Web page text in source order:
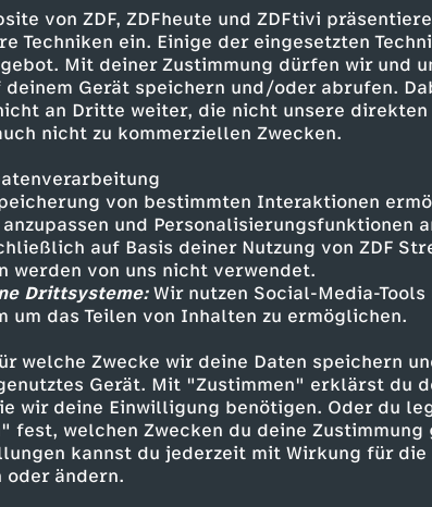
von ZDF, ZDFheute und ZDFtivi
Techniken ein. Einige der eingesetzten
Mit deiner Zustimmung dürfen wir und
Gerät speichern und/oder abrufen.
an Dritte weiter, die nicht unsere
nicht zu kommerziellen Zwecken.
von bestimmten Interaktionen
und Personalisierungsfunktionen
auf Basis deiner Nutzung von ZDF
werden von uns nicht verwendet.
Drittsysteme:Wir nutzen Social-Media-
um das Teilen von Inhalten zu ermöglichen.
welche Zwecke wir deine Daten speichern
Gerät. Mit "Zustimmen" erklärst du
wir deine Einwilligung benötigen. Oder du
fest, welchen Zwecken du deine
kannst du jederzeit mit Wirkung für
ändern.
Wohnung geht es nicht mit rechten
hier nicht allein zu sein. So sitzt
Norahs Waschbecken. Und
einzige ungebetene Gast, der Norah
Deleila Piasko
- Andreas Pietschmann
- Luisa-Céline Gaffron
- Lukas Spisser
Gerda Prey
- Julia Anna Grob
- Anneke Schwabe
Decker
Bohatsch